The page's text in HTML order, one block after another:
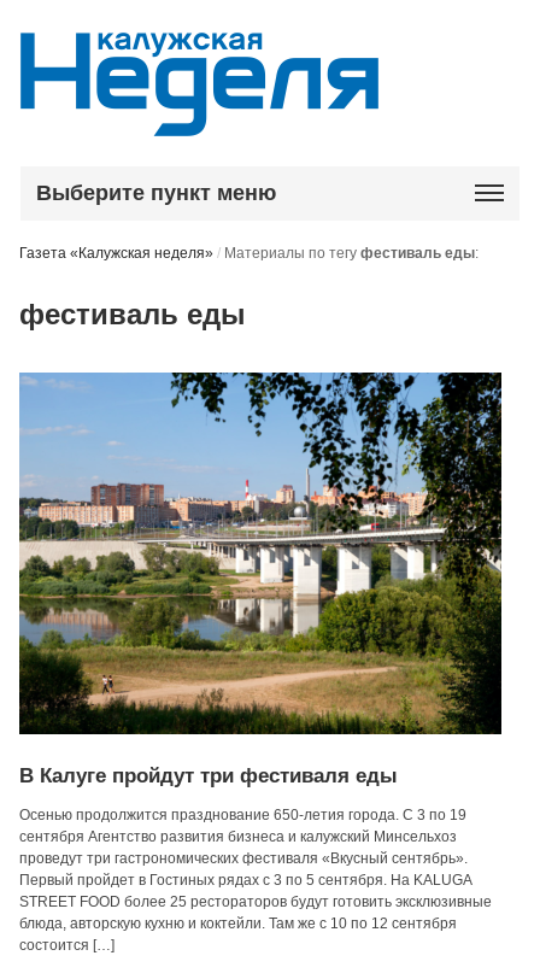
Выберите пункт меню
Газета «Калужская неделя» / Материалы по тегуфестиваль еды:
фестиваль еды
В Калуге пройдут три фестиваля еды
Осенью продолжится празднование 650-летия города. С 3 по 19
сентября Агентство развития бизнеса и калужский Минсельхоз
проведут три гастрономических фестиваля «Вкусный сентябрь».
Первый пройдет в Гостиных рядах с 3 по 5 сентября. На KALUGA
STREET FOOD более 25 рестораторов будут готовить эксклюзивные
блюда, авторскую кухню и коктейли. Там же с 10 по 12 сентября
состоится […]